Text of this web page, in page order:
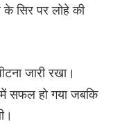
सिर पर लोहे की
जारी रखा।
सफल हो गया जबकि